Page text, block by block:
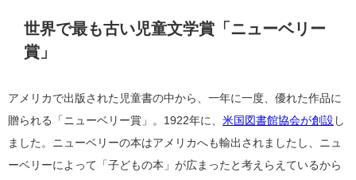
世界で最も古い児童文学賞「ニューベリー
賞」
アメリカで出版された児童書の中から、一年に一度、優れた作品に
贈られる「ニューベリー賞」。1922年に、 米国図書館協会が創設 し
ました。ニューベリーの本はアメリカへも輸出されましたし、ニュ
ーベリーによって「子どもの本」が広まったと考えらえているから